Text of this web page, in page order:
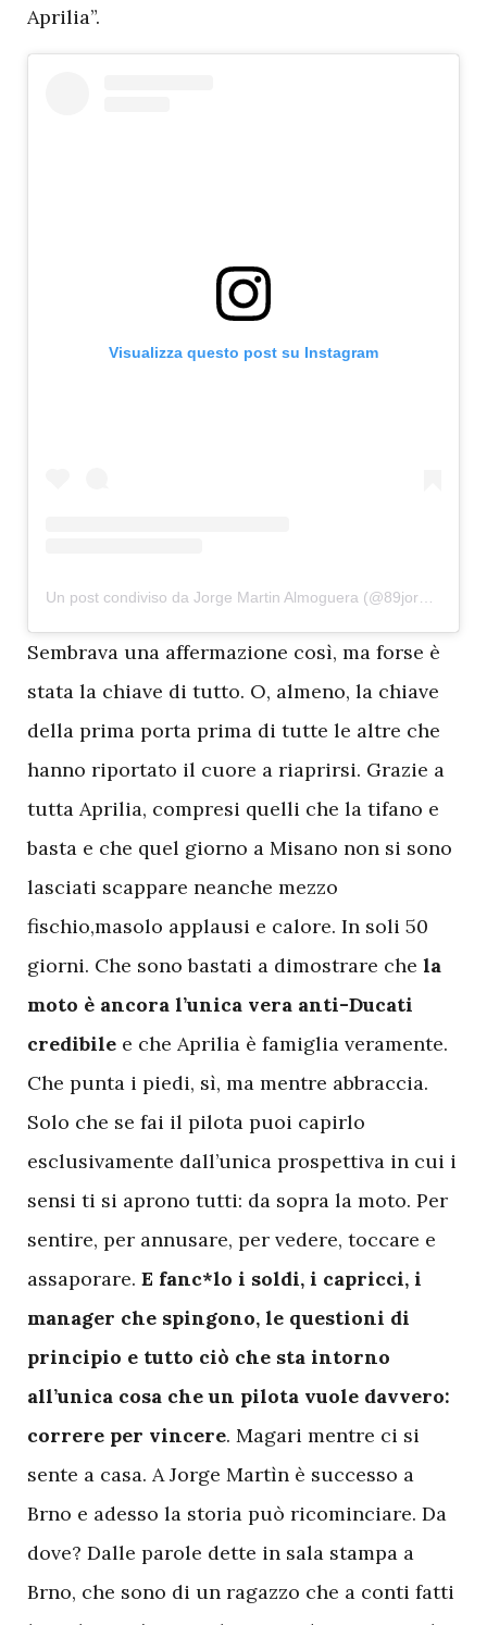
Aprilia”.
Visualizza questo post su Instagram
Un post condiviso da Jorge Martin Almoguera (@89jorgemartin)
Sembrava una affermazione così, ma forse è
stata la chiave di tutto. O, almeno, la chiave
della prima porta prima di tutte le altre che
hanno riportato il cuore a riaprirsi. Grazie a
tutta Aprilia, compresi quelli che la tifano e
basta e che quel giorno a Misano non si sono
lasciati scappare neanche mezzo
fischio,masolo applausi e calore. In soli 50
giorni. Che sono bastati a dimostrare che la
moto è ancora l’unica vera anti-Ducati
credibile e che Aprilia è famiglia veramente.
Che punta i piedi, sì, ma mentre abbraccia.
Solo che se fai il pilota puoi capirlo
esclusivamente dall’unica prospettiva in cui i
sensi ti si aprono tutti: da sopra la moto. Per
sentire, per annusare, per vedere, toccare e
assaporare. E fanc*lo i soldi, i capricci, i
manager che spingono, le questioni di
principio e tutto ciò che sta intorno
all’unica cosa che un pilota vuole davvero:
correre per vincere. Magari mentre ci si
sente a casa. A Jorge Martìn è successo a
Brno e adesso la storia può ricominciare. Da
dove? Dalle parole dette in sala stampa a
Brno, che sono di un ragazzo che a conti fatti